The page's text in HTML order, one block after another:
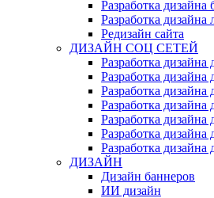
Разработка дизайна
Разработка дизайна
Редизайн сайта
ДИЗАЙН СОЦ СЕТЕЙ
Разработка дизайна
Разработка дизайна
Разработка дизайна
Разработка дизайна
Разработка дизайна
Разработка дизайна
Разработка дизайна
ДИЗАЙН
Дизайн баннеров
ИИ дизайн